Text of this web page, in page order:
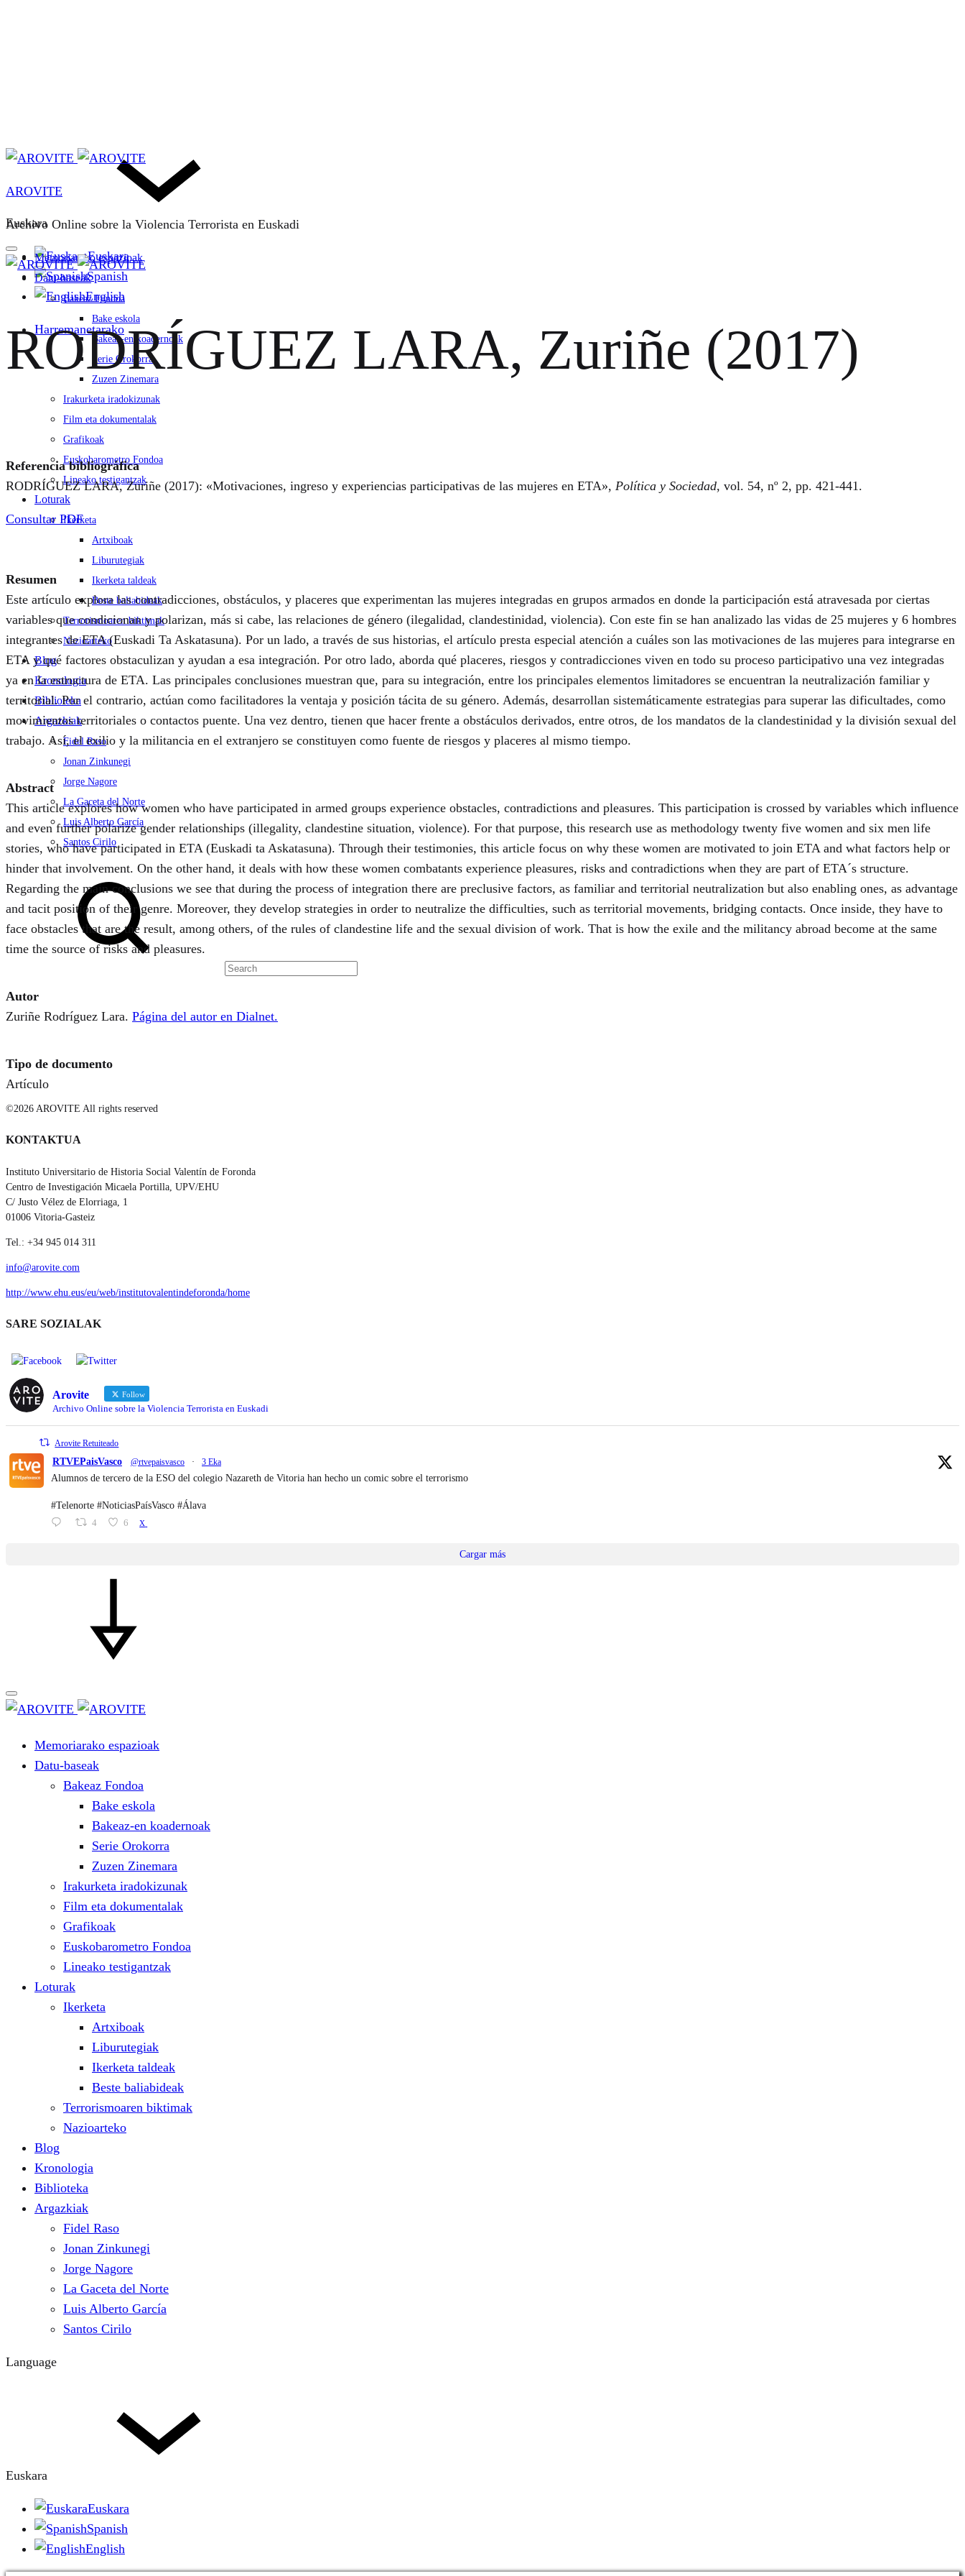
Euskara
Euskara
Spanish
English
Harremanetarako
AROVITE
Archivo Online sobre la Violencia Terrorista en Euskadi
Memoriarako espazioak
Datu-baseak
Bakeaz Fondoa
Bake eskola
Bakeaz-en koadernoak
Serie Orokorra
Zuzen Zinemara
Irakurketa iradokizunak
Film eta dokumentalak
Grafikoak
Euskobarometro Fondoa
Lineako testigantzak
Loturak
Ikerketa
Artxiboak
Liburutegiak
Ikerketa taldeak
Beste baliabideak
Terrorismoaren biktimak
Nazioarteko
Blog
Kronologia
Biblioteka
Argazkiak
Fidel Raso
Jonan Zinkunegi
Jorge Nagore
La Gaceta del Norte
Luis Alberto García
Santos Cirilo
Search
RODRÍGUEZ LARA, Zuriñe (2017)
Referencia bibliográfica
RODRÍGUEZ LARA, Zuriñe (2017): «Motivaciones, ingreso y experiencias participativas de las mujeres en ETA», Política y Sociedad, vol. 54, nº 2, pp. 421-441.
Consultar PDF
Resumen
Este artículo explora las contradicciones, obstáculos, y placeres que experimentan las mujeres integradas en grupos armados en donde la participación está atravesada por ciertas
variables que condicionan y polarizan, más si cabe, las relaciones de género (ilegalidad, clandestinidad, violencia). Con este fin se han analizado las vidas de 25 mujeres y 6 hombres
integrantes de ETA (Euskadi Ta Askatasuna). Por un lado, a través de sus historias, el artículo presta especial atención a cuáles son las motivaciones de las mujeres para integrarse en
ETA y qué factores obstaculizan y ayudan a esa integración. Por otro lado, aborda qué placeres, riesgos y contradicciones viven en todo su proceso participativo una vez integradas
ya en la estructura de ETA. Las principales conclusiones muestran que, para su integración, entre los principales elementos limitadores se encuentran la neutralización familiar y
territorial. Por el contrario, actúan como facilitadores la ventaja y posición tácita de su género. Además, desarrollan sistemáticamente estrategias para superar las dificultades, como
movimientos territoriales o contactos puente. Una vez dentro, tienen que hacer frente a obstáculos derivados, entre otros, de los mandatos de la clandestinidad y la división sexual del
trabajo. Así, el exilio y la militancia en el extranjero se constituyen como fuente de riesgos y placeres al mismo tiempo.
Abstract
This article explores how women who have participated in armed groups experience obstacles, contradictions and pleasures. This participation is crossed by variables which influence
and even further polarize gender relationships (illegality, clandestine situation, violence). For that purpose, this research use as methodology twenty five women and six men life
stories, who have participated in ETA (Euskadi ta Askatasuna). Through their testimonies, this article focus on why these women are motivated to join ETA and what factors help or
hinder that involvement. On the other hand, it deals with how these women combatants experience pleasures, risks and contradictions when they are part of ETA´s structure.
Regarding the main conclusions we see that during the process of integration there are preclusive factors, as familiar and territorial neutralization but also enabling ones, as advantage
and tacit position of their genre. Moreover, they develop strategies in order to neutralize the difficulties, such as territorial movements, bridging contacts. Once inside, they have to
face obstacles that are the result, among others, of the rules of clandestine life and the sexual division of work. That is how the exile and the militancy abroad become at the same
time the source of risks and pleasures.
Autor
Zuriñe Rodríguez Lara. Página del autor en Dialnet.
Tipo de documento
Artículo
©2026 AROVITE All rights reserved
KONTAKTUA
Instituto Universitario de Historia Social Valentín de Foronda
Centro de Investigación Micaela Portilla, UPV/EHU
C/ Justo Vélez de Elorriaga, 1
01006 Vitoria-Gasteiz
Tel.: +34 945 014 311
info@arovite.com
http://www.ehu.eus/eu/web/institutovalentindeforonda/home
SARE SOZIALAK
Arovite Follow
Archivo Online sobre la Violencia Terrorista en Euskadi
Arovite Retuiteado
RTVEPaisVasco @rtvepaisvasco · 3 Eka
Alumnos de tercero de la ESO del colegio Nazareth de Vitoria han hecho un comic sobre el terrorismo
#Telenorte #NoticiasPaísVasco #Álava
4 6 X
Cargar más
Memoriarako espazioak
Datu-baseak
Bakeaz Fondoa
Bake eskola
Bakeaz-en koadernoak
Serie Orokorra
Zuzen Zinemara
Irakurketa iradokizunak
Film eta dokumentalak
Grafikoak
Euskobarometro Fondoa
Lineako testigantzak
Loturak
Ikerketa
Artxiboak
Liburutegiak
Ikerketa taldeak
Beste baliabideak
Terrorismoaren biktimak
Nazioarteko
Blog
Kronologia
Biblioteka
Argazkiak
Fidel Raso
Jonan Zinkunegi
Jorge Nagore
La Gaceta del Norte
Luis Alberto García
Santos Cirilo
Language
Euskara
Euskara
Spanish
English